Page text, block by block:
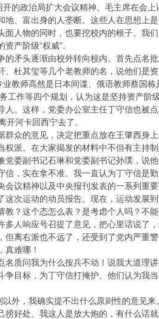
的政治局扩大会议精神。毛主席在会
、富出身的人垄断。这些人在思想上
人物的同时，也要挖校内的根子。我
产阶级“权威”。
矛头逐渐由校外转向校内。首先点名
杜其玺等几个老教师的名，说他们是
教师高然是日本间谍、俄语教师蔡国
作等四个规划，认为这是坚持资产阶
。这样，党委办公室主任丁守信也被点
河卡回西宁去了。
众的意见，决定把重点放在王肇西身
派。在大家揭发的材料中不但有主持
委副书记石琳和党委副书记孙璞，说
，实在拿不准。我一直认为丁守信是
议精神以及中央报刊发表的一系列重
次运动的动员报告。现在，运动发展
？这个态怎么表？是考虑个人吗？不
人响应号召提了意见，把心里话说了
离右派也不远了，还受到了党内严重
真难哪！
质问我为什么按兵不动！说我大道理
争目标，为丁守信打掩护。他们认为我
外，我确实提不出什么原则性的意见
好处。我这人是放大炮的，有什么话